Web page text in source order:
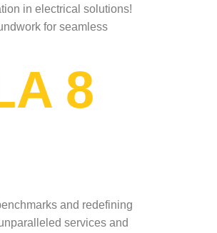
in electrical solutions!
for seamless
8
and redefining
services and